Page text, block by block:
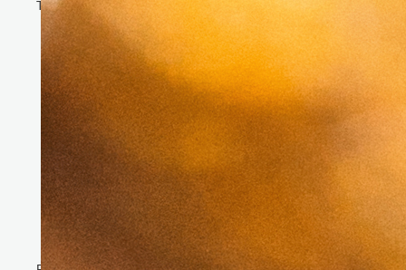
TOP GALLERY
Maternity
New born
Omiyamairi
Half birthday
Birthday
753
Anniversary
Family